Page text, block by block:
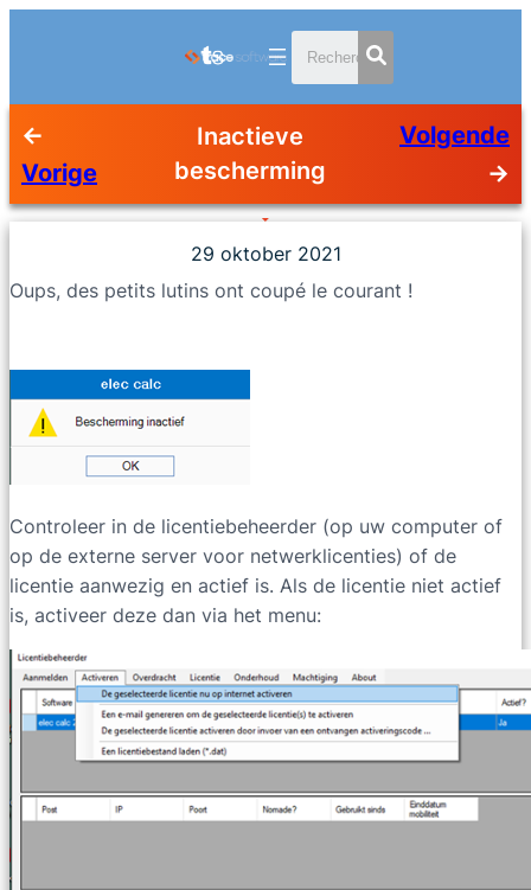
←
Vorige
Inactieve
bescherming
Volgende
→
29 oktober 2021
Oups, des petits lutins ont coupé le courant !
Controleer in de licentiebeheerder (op uw computer of
op de externe server voor netwerklicenties) of de
licentie aanwezig en actief is. Als de licentie niet actief
is, activeer deze dan via het menu: